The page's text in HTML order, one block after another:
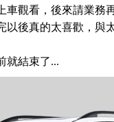
觀看，後來請業務
以後真的太喜歡，與
就結束了...